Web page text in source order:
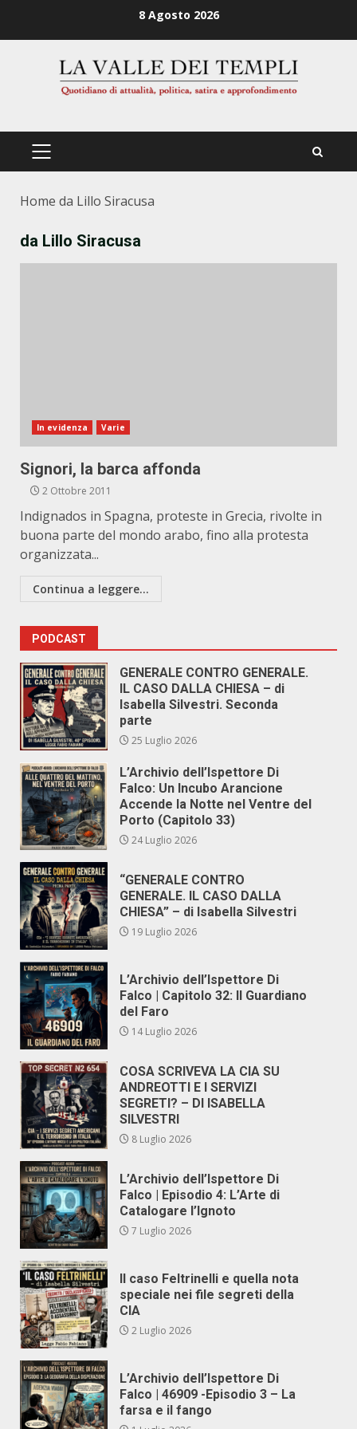
8 Agosto 2026
PRIMÄRES
Home da Lillo Siracusa
da Lillo Siracusa
In evidenza Varie
Signori, la barca affonda
2 Ottobre 2011
Indignados in Spagna, proteste in Grecia, rivolte in
buona parte del mondo arabo, fino alla protesta
organizzata...
Continua a leggere...
PODCAST
GENERALE CONTRO GENERALE.
IL CASO DALLA CHIESA – di
Isabella Silvestri. Seconda
parte
25 Luglio 2026
L’Archivio dell’Ispettore Di
Falco: Un Incubo Arancione
Accende la Notte nel Ventre del
Porto (Capitolo 33)
24 Luglio 2026
“GENERALE CONTRO
GENERALE. IL CASO DALLA
CHIESA” – di Isabella Silvestri
19 Luglio 2026
L’Archivio dell’Ispettore Di
Falco | Capitolo 32: Il Guardiano
del Faro
14 Luglio 2026
COSA SCRIVEVA LA CIA SU
ANDREOTTI E I SERVIZI
SEGRETI? – DI ISABELLA
SILVESTRI
8 Luglio 2026
L’Archivio dell’Ispettore Di
Falco | Episodio 4: L’Arte di
Catalogare l’Ignoto
7 Luglio 2026
Il caso Feltrinelli e quella nota
speciale nei file segreti della
CIA
2 Luglio 2026
L’Archivio dell’Ispettore Di
Falco | 46909 -Episodio 3 – La
farsa e il fango